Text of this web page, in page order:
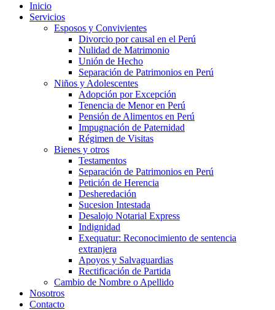
Inicio
Servicios
Esposos y Convivientes
Divorcio por causal en el Perú
Nulidad de Matrimonio
Unión de Hecho
Separación de Patrimonios en Perú
Niños y Adolescentes
Adopción por Excepción
Tenencia de Menor en Perú
Pensión de Alimentos en Perú
Impugnación de Paternidad
Régimen de Visitas
Bienes y otros
Testamentos
Separación de Patrimonios en Perú
Petición de Herencia
Desheredación
Sucesion Intestada
Desalojo Notarial Express
Indignidad
Exequatur: Reconocimiento de sentencia
extranjera
Apoyos y Salvaguardias
Rectificación de Partida
Cambio de Nombre o Apellido
Nosotros
Contacto